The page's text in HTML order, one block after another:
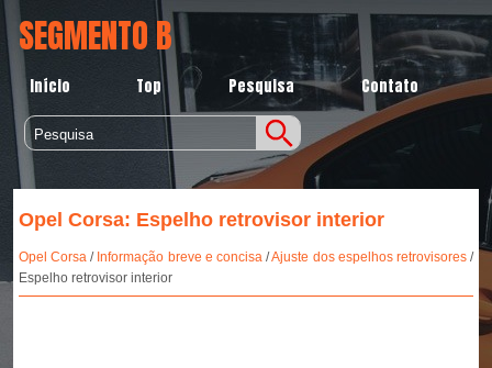
SEGMENTO B
Início Top Pesquisa Contato
Opel Corsa: Espelho retrovisor interior
Opel Corsa/ Informação breve e concisa /Ajuste dos espelhos retrovisores /
Espelho retrovisor interior